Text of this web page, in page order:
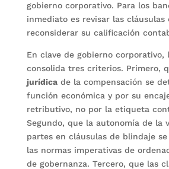
gobierno corporativo. Para los
inmediato es revisar las cláusulas
reconsiderar su calificación
En clave de gobierno corporativo,
consolida tres criterios. Primero,
jurídicade la compensación se
función económica y por su
retributivo, no por la etiqueta
Segundo, que la autonomía de la
partes en cláusulas de blindaje
las normas imperativas de
de gobernanza. Tercero, que las